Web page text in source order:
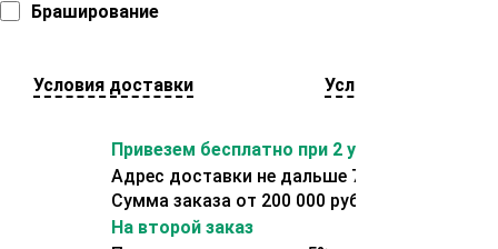
Браширование
Условия доставки Условия оплаты
Привезем бесплатно при 2 условиях:
Адрес доставки не дальше 70 км от склада.
Сумма заказа от 200 000 рублей.
На второй заказ